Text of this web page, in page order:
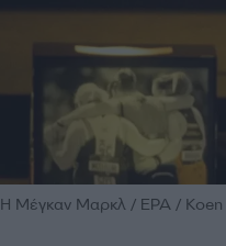
Η Μέγκαν Μαρκλ / EPA / Koen